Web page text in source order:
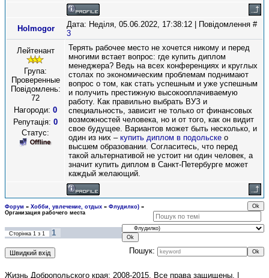
Holmogor
Дата: Неділя, 05.06.2022, 17:38:12 | Повідомлення #
3
Лейтенант
Група:
Проверенные
Повідомлень:
72
Нагороди: 0
Репутація: 0
Статус:
Терять рабочее место не хочется никому и перед
многими встает вопрос: где купить диплом
менеджера? Ведь на всех конференциях и круглых
столах по экономическим проблемам поднимают
вопрос о том, как стать успешным и уже успешным
и получить престижную высокооплачиваемую
работу. Как правильно выбрать ВУЗ и
специальность, зависит не только от финансовых
возможностей человека, но и от того, как он видит
свое будущее. Вариантов может быть несколько, и
один из них – купить диплом в подольске о
высшем образовании. Согласитесь, что перед
такой альтернативой не устоит ни один человек, а
значит купить диплом в Санкт-Петербурге может
каждый желающий.
Форум » Хобби, увлечение, отдых » Флудилко) »
Организация рабочего места
Сторінка 1 з 1
1
Пошук:
Жизнь Добропольского края: 2008-2015. Все права защищены. |